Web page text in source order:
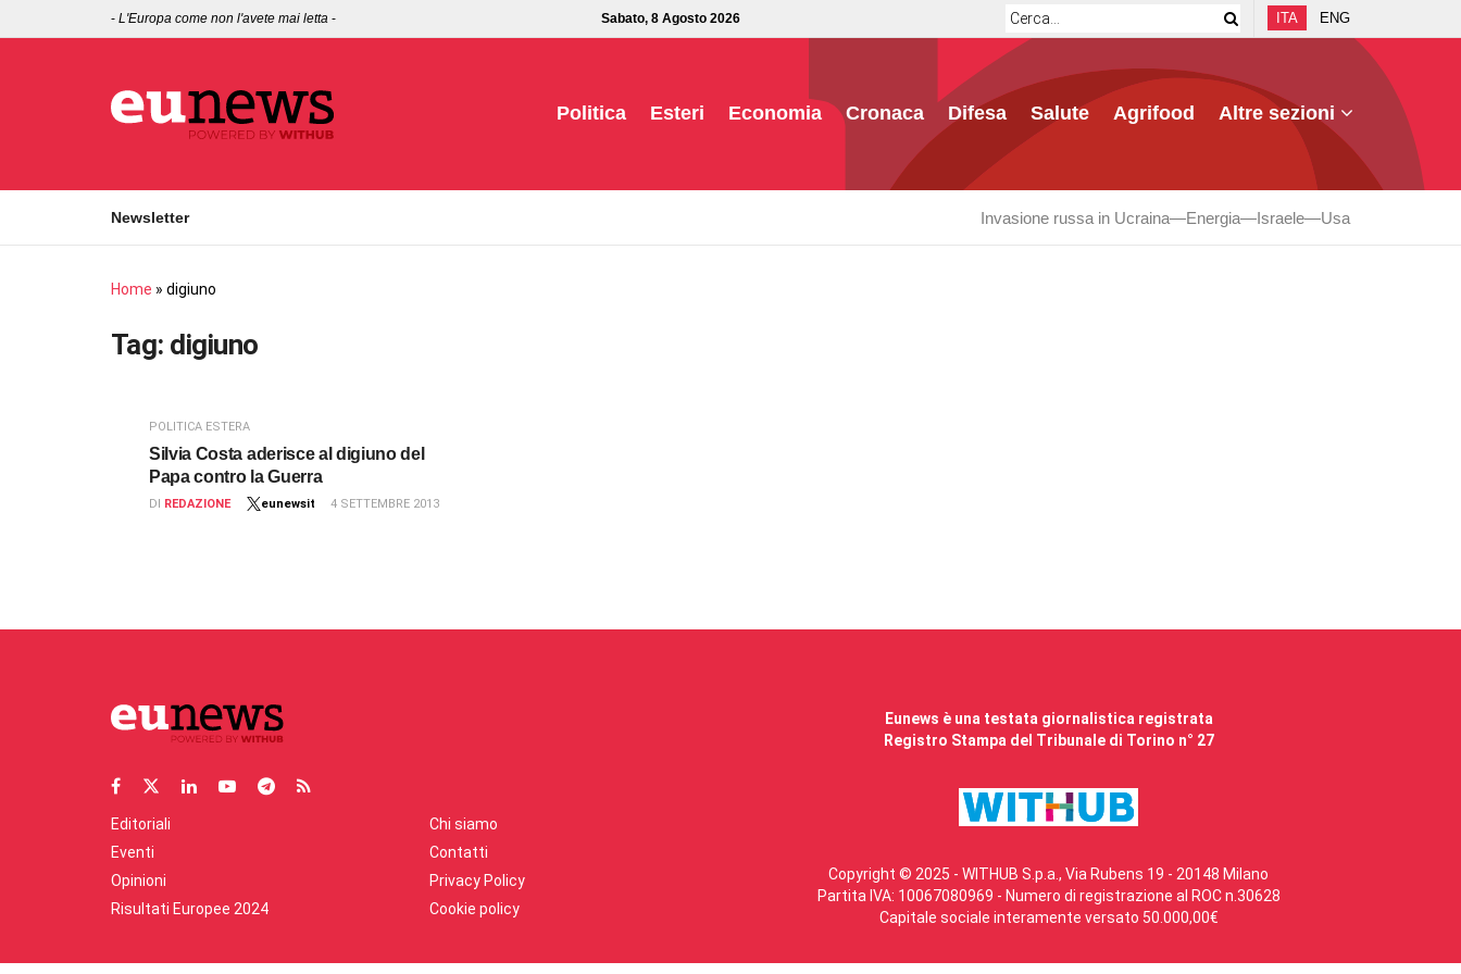
- L'Europa come non l'avete mai letta - Sabato, 8 Agosto 2026 ITA ENG
Politica Esteri Economia Cronaca Difesa Salute Agrifood Altre sezioni
Newsletter Invasione russa in Ucraina Energia Israele Usa
Home » digiuno
Tag: digiuno
POLITICA ESTERA
Silvia Costa aderisce al digiuno del
Papa contro la Guerra
DI REDAZIONE eunewsit 4 SETTEMBRE 2013
Editoriali
Eventi
Opinioni
Risultati Europee 2024
Chi siamo
Contatti
Privacy Policy
Cookie policy
Eunews è una testata giornalistica registrata
Registro Stampa del Tribunale di Torino n° 27
Copyright © 2025 - WITHUB S.p.a., Via Rubens 19 - 20148 Milano
Partita IVA: 10067080969 - Numero di registrazione al ROC n.30628
Capitale sociale interamente versato 50.000,00€